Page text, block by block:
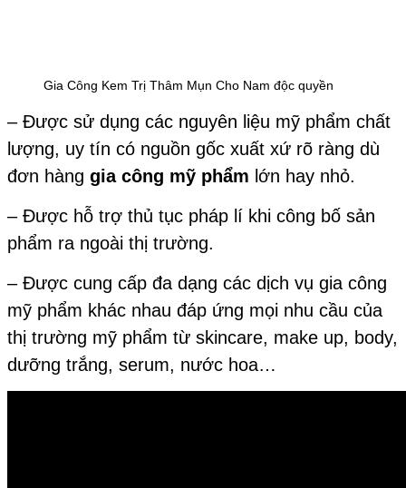
Gia Công Kem Trị Thâm Mụn Cho Nam độc quyền
– Được sử dụng các nguyên liệu mỹ phẩm chất
lượng, uy tín có nguồn gốc xuất xứ rõ ràng dù
đơn hàng gia công mỹ phẩm lớn hay nhỏ.
– Được hỗ trợ thủ tục pháp lí khi công bố sản
phẩm ra ngoài thị trường.
– Được cung cấp đa dạng các dịch vụ gia công
mỹ phẩm khác nhau đáp ứng mọi nhu cầu của
thị trường mỹ phẩm từ skincare, make up, body,
dưỡng trắng, serum, nước hoa…